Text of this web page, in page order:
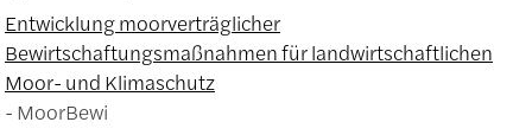
Entwicklung moorverträglicher
Bewirtschaftungsmaßnahmen für landwirtschaftlichen
Moor- und Klimaschutz
MoorBewi